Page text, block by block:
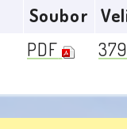
Soubor
PDF